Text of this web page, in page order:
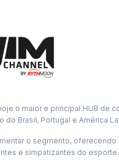
o maior e principal HUB de
do Brasil, Portugal e América
o segmento, oferecendo
e simpatizantes do esporte.